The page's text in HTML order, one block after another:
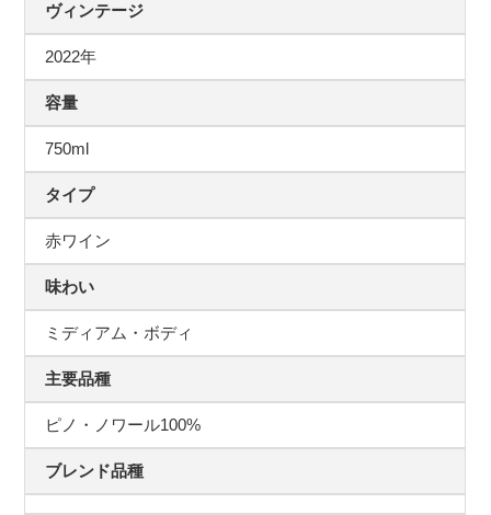
ヴィンテージ
2022年
容量
750ml
タイプ
赤ワイン
味わい
ミディアム・ボディ
主要品種
ピノ・ノワール100%
ブレンド品種